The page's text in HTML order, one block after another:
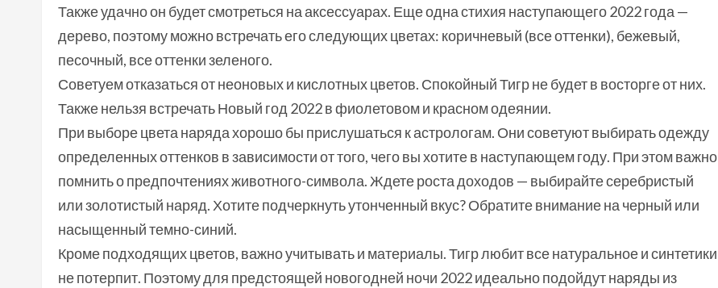
Также удачно он будет смотреться на аксессуарах. Еще одна стихия наступающего 2022 года —
дерево, поэтому можно встречать его следующих цветах: коричневый (все оттенки), бежевый,
песочный, все оттенки зеленого.
Советуем отказаться от неоновых и кислотных цветов. Спокойный Тигр не будет в восторге от них.
Также нельзя встречать Новый год 2022 в фиолетовом и красном одеянии.
При выборе цвета наряда хорошо бы прислушаться к астрологам. Они советуют выбирать одежду
определенных оттенков в зависимости от того, чего вы хотите в наступающем году. При этом важно
помнить о предпочтениях животного-символа. Ждете роста доходов — выбирайте серебристый
или золотистый наряд. Хотите подчеркнуть утонченный вкус? Обратите внимание на черный или
насыщенный темно-синий.
Кроме подходящих цветов, важно учитывать и материалы. Тигр любит все натуральное и синтетики
не потерпит. Поэтому для предстоящей новогодней ночи 2022 идеально подойдут наряды из